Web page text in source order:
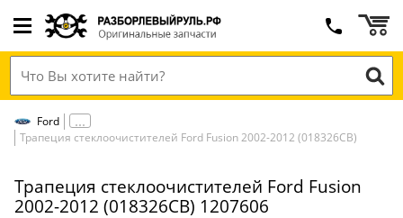
Ford
Трапеция стеклоочистителей Ford Fusion 2002-2012 (018326СВ)
Трапеция стеклоочистителей Ford Fusion
2002-2012 (018326СВ) 1207606